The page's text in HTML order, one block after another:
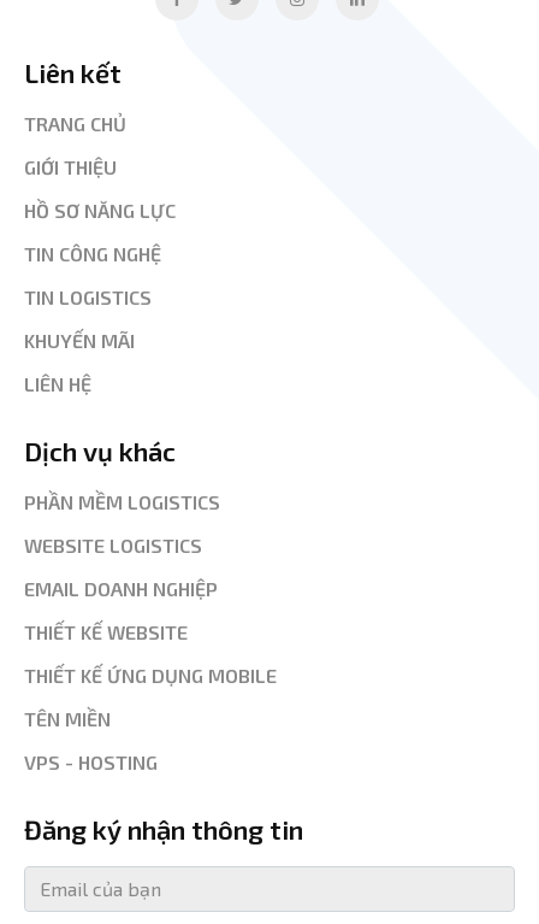
Liên kết
TRANG CHỦ
GIỚI THIỆU
HỒ SƠ NĂNG LỰC
TIN CÔNG NGHỆ
TIN LOGISTICS
KHUYẾN MÃI
LIÊN HỆ
Dịch vụ khác
PHẦN MỀM LOGISTICS
WEBSITE LOGISTICS
EMAIL DOANH NGHIỆP
THIẾT KẾ WEBSITE
THIẾT KẾ ỨNG DỤNG MOBILE
TÊN MIỀN
VPS - HOSTING
Đăng ký nhận thông tin